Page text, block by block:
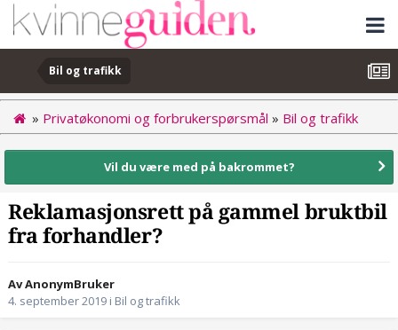
Bil og trafikk
» Privatøkonomi og forbrukerspørsmål » Bil og trafikk
Vil du være med på bakrommet?
Reklamasjonsrett på gammel bruktbil
fra forhandler?
Av AnonymBruker
4. september 2019 i Bil og trafikk